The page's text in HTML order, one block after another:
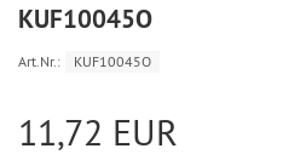
KUF10045O
Art.Nr.: KUF10045O
11,72 EUR